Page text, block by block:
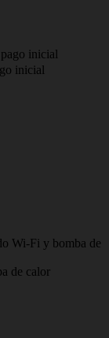
inicial
inicial
Wi-Fi y bomba de
de calor